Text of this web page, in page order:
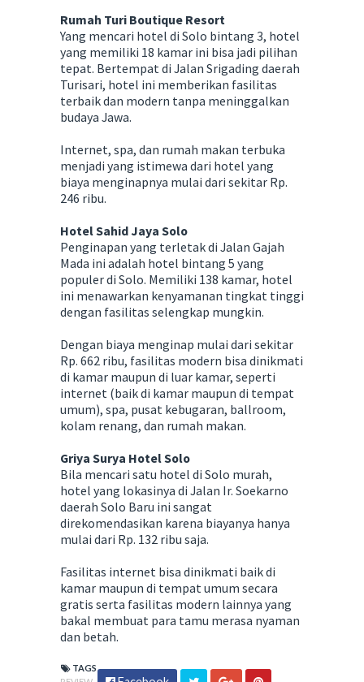
Rumah Turi Boutique Resort
Yang mencari hotel di Solo bintang 3, hotel
yang memiliki 18 kamar ini bisa jadi pilihan
tepat. Bertempat di Jalan Srigading daerah
Turisari, hotel ini memberikan fasilitas
terbaik dan modern tanpa meninggalkan
budaya Jawa.
Internet, spa, dan rumah makan terbuka
menjadi yang istimewa dari hotel yang
biaya menginapnya mulai dari sekitar Rp.
246 ribu.
Hotel Sahid Jaya Solo
Penginapan yang terletak di Jalan Gajah
Mada ini adalah hotel bintang 5 yang
populer di Solo. Memiliki 138 kamar, hotel
ini menawarkan kenyamanan tingkat tinggi
dengan fasilitas selengkap mungkin.
Dengan biaya menginap mulai dari sekitar
Rp. 662 ribu, fasilitas modern bisa dinikmati
di kamar maupun di luar kamar, seperti
internet (baik di kamar maupun di tempat
umum), spa, pusat kebugaran, ballroom,
kolam renang, dan rumah makan.
Griya Surya Hotel Solo
Bila mencari satu hotel di Solo murah,
hotel yang lokasinya di Jalan Ir. Soekarno
daerah Solo Baru ini sangat
direkomendasikan karena biayanya hanya
mulai dari Rp. 132 ribu saja.
Fasilitas internet bisa dinikmati baik di
kamar maupun di tempat umum secara
gratis serta fasilitas modern lainnya yang
bakal membuat para tamu merasa nyaman
dan betah.
TAGS